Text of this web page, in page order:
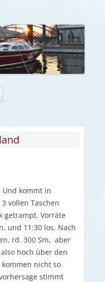
Und kommt in
vollen Taschen
getrampt. Vorräte
und 11:30 los. Nach
rd. 300 Sm, aber
hoch über den
nicht so
stimmt